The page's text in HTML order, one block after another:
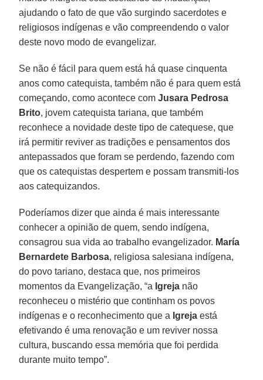
ajudando o fato de que vão surgindo sacerdotes e
religiosos indígenas e vão compreendendo o valor
deste novo modo de evangelizar.
Se não é fácil para quem está há quase cinquenta
anos como catequista, também não é para quem está
começando, como acontece comJusara Pedrosa
Brito, jovem catequista tariana, que também
reconhece a novidade deste tipo de catequese, que
irá permitir reviver as tradições e pensamentos dos
antepassados que foram se perdendo, fazendo com
que os catequistas despertem e possam transmiti-los
aos catequizandos.
Poderíamos dizer que ainda é mais interessante
conhecer a opinião de quem, sendo indígena,
consagrou sua vida ao trabalho evangelizador. María
Bernardete Barbosa, religiosa salesiana indígena,
do povo tariano, destaca que, nos primeiros
momentos da Evangelização, “a Igreja não
reconheceu o mistério que continham os povos
indígenas e o reconhecimento que a Igreja está
efetivando é uma renovação e um reviver nossa
cultura, buscando essa memória que foi perdida
durante muito tempo”.